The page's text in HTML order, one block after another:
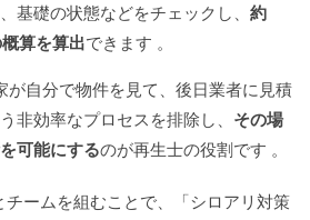
基礎の状態などをチェックし、 約
算を算出できます 。
が自分で物件を見て、後日業者に見積
非効率なプロセスを排除し、 その場
可能にするのが再生士の役割です 。
ームを組むことで、「シロアリ対策